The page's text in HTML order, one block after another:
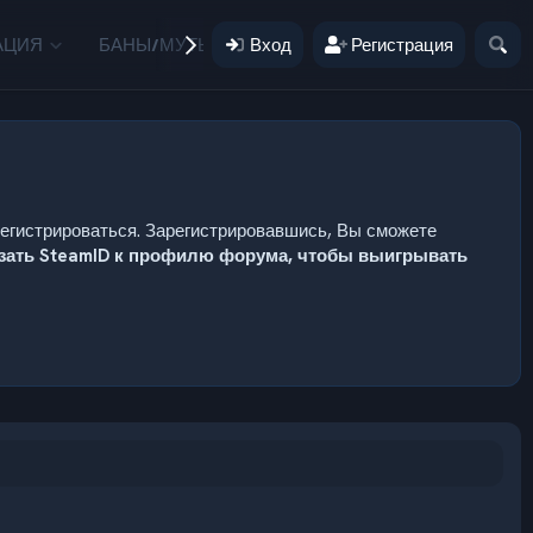
БАНЫ/МУТЫ ПОЖЕРТВОВАНИЯ
Вход Регистрация
Зарегистрировавшись, Вы сможете
SteamID к профилю форума, чтобы выигрывать